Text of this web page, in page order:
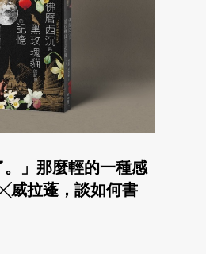
。」那麼輕的一種感
拉蓬，談如何書